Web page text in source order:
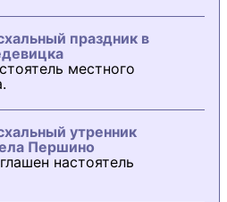
праздник в
местного
утренник
Першино
настоятель